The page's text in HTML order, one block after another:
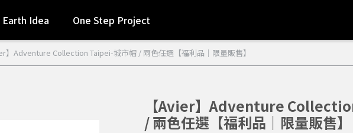
Earth Idea One Step Project
】Adventure Collection Taipei-城市帽 / 兩色任選【福利品｜限量販售】
【Avier】Adventure
/ 兩色任選【福利品｜限量販售】